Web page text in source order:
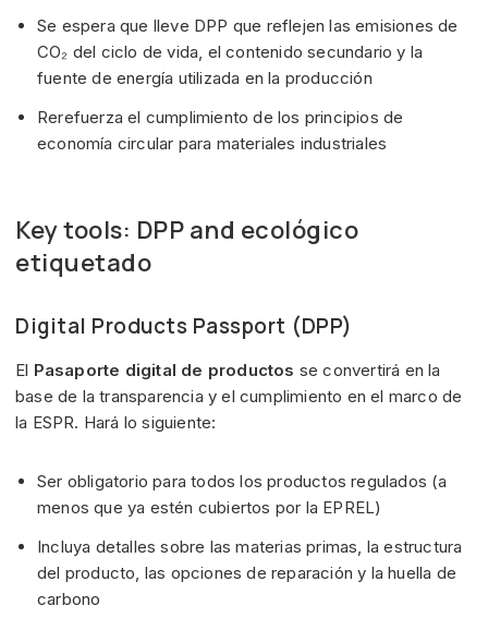
Se espera que lleve DPP que reflejen las emisiones de
CO₂ del ciclo de vida, el contenido secundario y la
fuente de energía utilizada en la producción
Rerefuerza el cumplimiento de los principios de
economía circular para materiales industriales
Key tools: DPP and ecológico
etiquetado
Digital Products Passport (DPP)
El Pasaporte digital de productos se convertirá en la
base de la transparencia y el cumplimiento en el marco de
la ESPR. Hará lo siguiente:
Ser obligatorio para todos los productos regulados (a
menos que ya estén cubiertos por la EPREL)
Incluya detalles sobre las materias primas, la estructura
del producto, las opciones de reparación y la huella de
carbono